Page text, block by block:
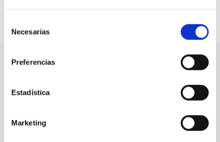
Necesarias
Preferencias
Estadística
Marketing
Todas las jornadas CEDDD, el podcast ‘El Rincón
solo clic.